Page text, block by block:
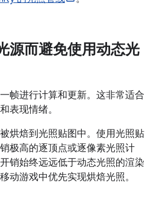
源而避免使用动态光
帧进行计算和更新。这非常适合
表现情绪。
烘焙到光照贴图中。使用光照贴
极高的逐顶点或逐像素光照计
销始终远远低于动态光照的渲染
动游戏中优先实现烘焙光照。